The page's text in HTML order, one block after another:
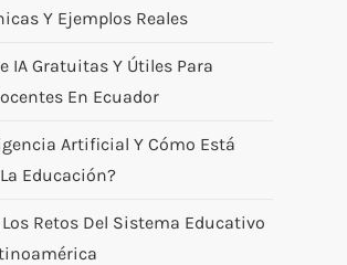
Y Ejemplos Reales
IA Gratuitas Y Útiles Para
En Ecuador
Artificial Y Cómo Está
Educación?
Retos Del Sistema Educativo